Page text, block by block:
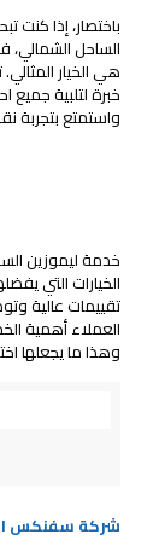
باختصار، إذا
الساحل
هي الخيار
خبرة لتلبية جميع
واستمتع بتجربة
خدمة ليموزين
الخيارات التي
تقييمات عالية
العملاء أهمية
وهذا ما يجعلها
شركة سفنكس